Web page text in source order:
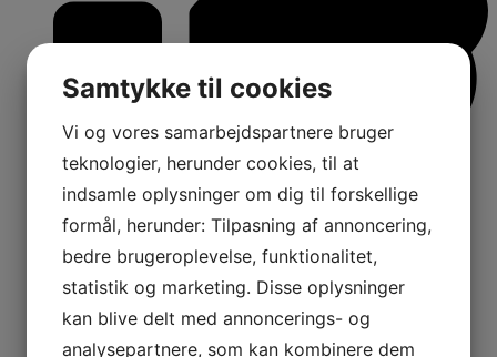
16
Shares:
Samtykke til cookies
Vi og vores samarbejdspartnere bruger
teknologier, herunder cookies, til at
indsamle oplysninger om dig til forskellige
formål, herunder: Tilpasning af annoncering,
bedre brugeroplevelse, funktionalitet,
statistik og marketing. Disse oplysninger
kan blive delt med annoncerings- og
analysepartnere, som kan kombinere dem